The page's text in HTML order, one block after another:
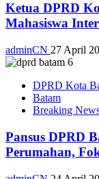
Ketua DPRD
Mahasiswa
adminCN 27 April
DPRD Kota
Batam
Breaking
Pansus DPRD
Perumahan,